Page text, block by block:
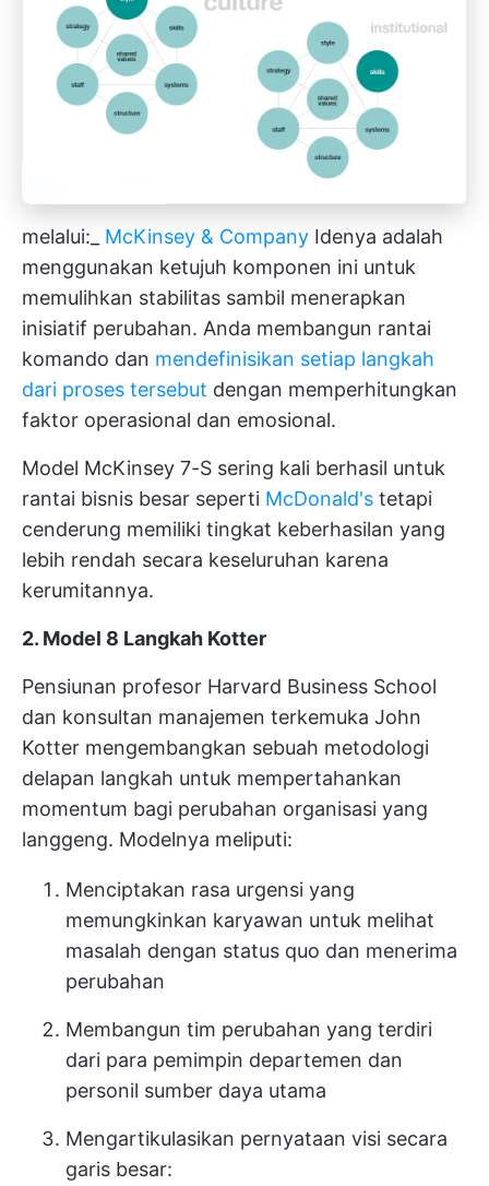
melalui:_ McKinsey & Company Idenya adalah
menggunakan ketujuh komponen ini untuk
memulihkan stabilitas sambil menerapkan
inisiatif perubahan. Anda membangun rantai
komando dan mendefinisikan setiap langkah
dari proses tersebut dengan memperhitungkan
faktor operasional dan emosional.
Model McKinsey 7-S sering kali berhasil untuk
rantai bisnis besar seperti McDonald's tetapi
cenderung memiliki tingkat keberhasilan yang
lebih rendah secara keseluruhan karena
kerumitannya.
2. Model 8 Langkah Kotter
Pensiunan profesor Harvard Business School
dan konsultan manajemen terkemuka John
Kotter mengembangkan sebuah metodologi
delapan langkah untuk mempertahankan
momentum bagi perubahan organisasi yang
langgeng. Modelnya meliputi:
Menciptakan rasa urgensi yang
memungkinkan karyawan untuk melihat
masalah dengan status quo dan menerima
perubahan
Membangun tim perubahan yang terdiri
dari para pemimpin departemen dan
personil sumber daya utama
Mengartikulasikan pernyataan visi secara
garis besar: